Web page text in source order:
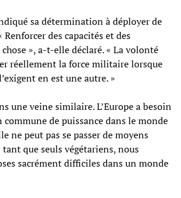
sa détermination à déployer de
Renforcer des capacités et des
», a-t-elle déclaré. « La volonté
réellement la force militaire lorsque
en est une autre. »
une veine similaire. L’Europe a besoin
commune de puissance dans le monde
ne peut pas se passer de moyens
que seuls végétariens, nous
sacrément difficiles dans un monde